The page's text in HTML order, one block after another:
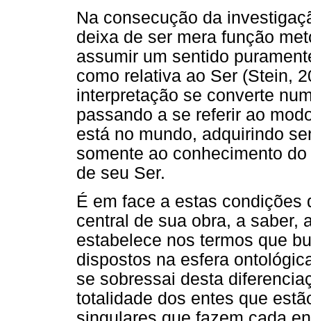
Na consecução da
deixa de ser mera função
assumir um sentido
como relativa ao Ser (Stein,
interpretação se converte
passando a se referir ao
está no mundo, adquirindo
somente ao conhecimento
de seu Ser.
É em face a estas condições
central de sua obra, a saber,
estabelece nos termos que
dispostos na esfera
se sobressai desta
totalidade dos entes que